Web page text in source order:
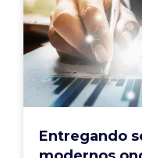
Entregando